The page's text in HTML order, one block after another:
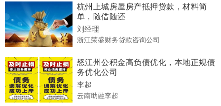
杭州上城房屋房产抵押贷款，材料简
单，随借随还
刘经理
浙江荣盛财务贷款咨询公司
怒江州公积金高负债优化，本地正规债
务优化公司
李超
云南助融李超